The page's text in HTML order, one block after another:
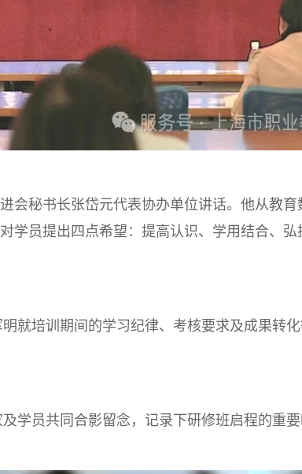
会秘书长张岱元代表协办单位讲话。他从教
学员提出四点希望：提高认识、学用结合、弘
培训期间的学习纪律、考核要求及成果转
员共同合影留念，记录下研修班启程的重